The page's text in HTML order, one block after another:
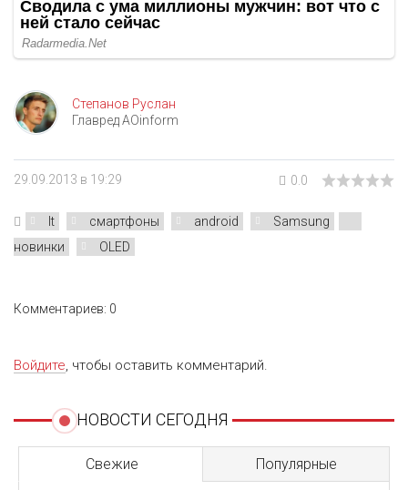
Степанов Руслан
Главред AOinform
29.09.2013 в 19:29 0.0
It смартфоны android
Samsung
новинки
OLED
Комментариев: 0
Войдите, чтобы оставить комментарий.
НОВОСТИ СЕГОДНЯ
Свежие Популярные